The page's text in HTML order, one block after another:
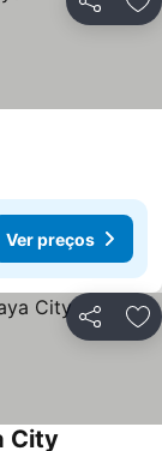
Partilhar
Ver preços
Partilhar
City